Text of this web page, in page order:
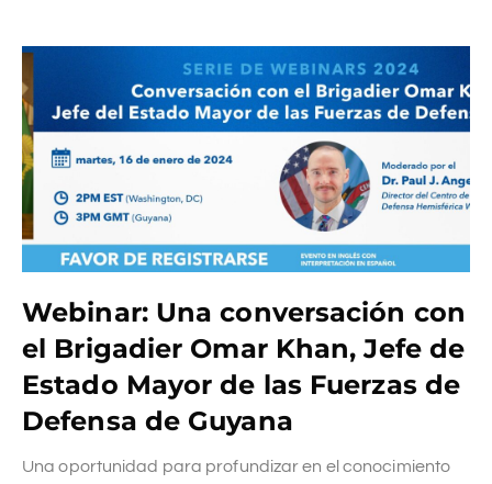
Webinar: Una conversación con
el Brigadier Omar Khan, Jefe de
Estado Mayor de las Fuerzas de
Defensa de Guyana
Una oportunidad para profundizar en el conocimiento